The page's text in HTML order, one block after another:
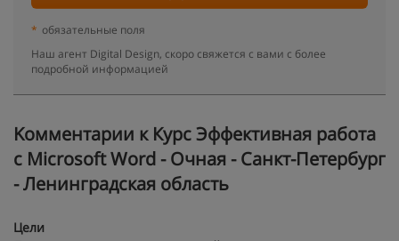
* обязательные поля
Наш агент Digital Design, скоро свяжется с вами с более
подробной информацией
Kомментарии к Курс Эффективная работа
с Microsoft Word - Очная - Санкт-Петербург
- Ленинградская область
Цели